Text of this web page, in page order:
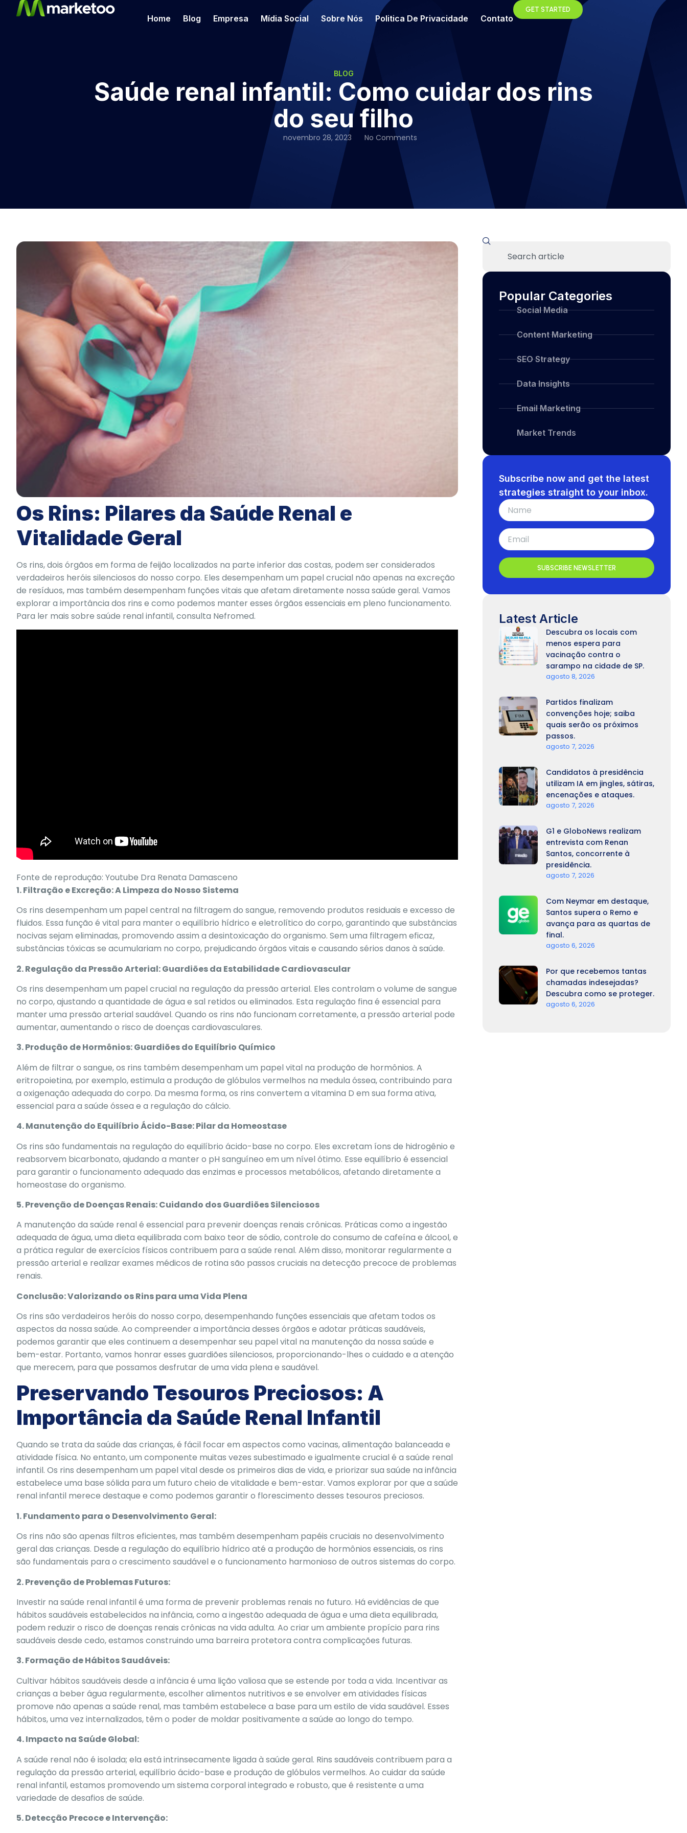
Home Blog Empresa Mídia Social Sobre Nós Politica De Privacidade Contato
GET STARTED
BLOG
Saúde renal infantil: Como cuidar dos rins
do seu filho
novembro 28, 2023 No Comments
Os Rins: Pilares da Saúde Renal e
Vitalidade Geral
Os rins, dois órgãos em forma de feijão localizados na parte inferior das costas, podem ser considerados
verdadeiros heróis silenciosos do nosso corpo. Eles desempenham um papel crucial não apenas na excreção
de resíduos, mas também desempenham funções vitais que afetam diretamente nossa saúde geral. Vamos
explorar a importância dos rins e como podemos manter esses órgãos essenciais em pleno funcionamento.
Para ler mais sobre saúde renal infantil, consulta Nefromed.
Fonte de reprodução: Youtube Dra Renata Damasceno
1. Filtração e Excreção: A Limpeza do Nosso Sistema
Os rins desempenham um papel central na filtragem do sangue, removendo produtos residuais e excesso de
fluidos. Essa função é vital para manter o equilíbrio hídrico e eletrolítico do corpo, garantindo que substâncias
nocivas sejam eliminadas, promovendo assim a desintoxicação do organismo. Sem uma filtragem eficaz,
substâncias tóxicas se acumulariam no corpo, prejudicando órgãos vitais e causando sérios danos à saúde.
2. Regulação da Pressão Arterial: Guardiões da Estabilidade Cardiovascular
Os rins desempenham um papel crucial na regulação da pressão arterial. Eles controlam o volume de sangue
no corpo, ajustando a quantidade de água e sal retidos ou eliminados. Esta regulação fina é essencial para
manter uma pressão arterial saudável. Quando os rins não funcionam corretamente, a pressão arterial pode
aumentar, aumentando o risco de doenças cardiovasculares.
3. Produção de Hormônios: Guardiões do Equilíbrio Químico
Além de filtrar o sangue, os rins também desempenham um papel vital na produção de hormônios. A
eritropoietina, por exemplo, estimula a produção de glóbulos vermelhos na medula óssea, contribuindo para
a oxigenação adequada do corpo. Da mesma forma, os rins convertem a vitamina D em sua forma ativa,
essencial para a saúde óssea e a regulação do cálcio.
4. Manutenção do Equilíbrio Ácido-Base: Pilar da Homeostase
Os rins são fundamentais na regulação do equilíbrio ácido-base no corpo. Eles excretam íons de hidrogênio e
reabsorvem bicarbonato, ajudando a manter o pH sanguíneo em um nível ótimo. Esse equilíbrio é essencial
para garantir o funcionamento adequado das enzimas e processos metabólicos, afetando diretamente a
homeostase do organismo.
5. Prevenção de Doenças Renais: Cuidando dos Guardiões Silenciosos
A manutenção da saúde renal é essencial para prevenir doenças renais crônicas. Práticas como a ingestão
adequada de água, uma dieta equilibrada com baixo teor de sódio, controle do consumo de cafeína e álcool, e
a prática regular de exercícios físicos contribuem para a saúde renal. Além disso, monitorar regularmente a
pressão arterial e realizar exames médicos de rotina são passos cruciais na detecção precoce de problemas
renais.
Conclusão: Valorizando os Rins para uma Vida Plena
Os rins são verdadeiros heróis do nosso corpo, desempenhando funções essenciais que afetam todos os
aspectos da nossa saúde. Ao compreender a importância desses órgãos e adotar práticas saudáveis,
podemos garantir que eles continuem a desempenhar seu papel vital na manutenção da nossa saúde e
bem-estar. Portanto, vamos honrar esses guardiões silenciosos, proporcionando-lhes o cuidado e a atenção
que merecem, para que possamos desfrutar de uma vida plena e saudável.
Preservando Tesouros Preciosos: A
Importância da Saúde Renal Infantil
Quando se trata da saúde das crianças, é fácil focar em aspectos como vacinas, alimentação balanceada e
atividade física. No entanto, um componente muitas vezes subestimado e igualmente crucial é a saúde renal
infantil. Os rins desempenham um papel vital desde os primeiros dias de vida, e priorizar sua saúde na infância
estabelece uma base sólida para um futuro cheio de vitalidade e bem-estar. Vamos explorar por que a saúde
renal infantil merece destaque e como podemos garantir o florescimento desses tesouros preciosos.
1. Fundamento para o Desenvolvimento Geral:
Os rins não são apenas filtros eficientes, mas também desempenham papéis cruciais no desenvolvimento
geral das crianças. Desde a regulação do equilíbrio hídrico até a produção de hormônios essenciais, os rins
são fundamentais para o crescimento saudável e o funcionamento harmonioso de outros sistemas do corpo.
2. Prevenção de Problemas Futuros:
Investir na saúde renal infantil é uma forma de prevenir problemas renais no futuro. Há evidências de que
hábitos saudáveis estabelecidos na infância, como a ingestão adequada de água e uma dieta equilibrada,
podem reduzir o risco de doenças renais crônicas na vida adulta. Ao criar um ambiente propício para rins
saudáveis desde cedo, estamos construindo uma barreira protetora contra complicações futuras.
3. Formação de Hábitos Saudáveis:
Cultivar hábitos saudáveis desde a infância é uma lição valiosa que se estende por toda a vida. Incentivar as
crianças a beber água regularmente, escolher alimentos nutritivos e se envolver em atividades físicas
promove não apenas a saúde renal, mas também estabelece a base para um estilo de vida saudável. Esses
hábitos, uma vez internalizados, têm o poder de moldar positivamente a saúde ao longo do tempo.
4. Impacto na Saúde Global:
A saúde renal não é isolada; ela está intrinsecamente ligada à saúde geral. Rins saudáveis contribuem para a
regulação da pressão arterial, equilíbrio ácido-base e produção de glóbulos vermelhos. Ao cuidar da saúde
renal infantil, estamos promovendo um sistema corporal integrado e robusto, que é resistente a uma
variedade de desafios de saúde.
5. Detecção Precoce e Intervenção:
Popular Categories
Social Media
Content Marketing
SEO Strategy
Data Insights
Email Marketing
Market Trends
Subscribe now and get the latest
strategies straight to your inbox.
SUBSCRIBE NEWSLETTER
Latest Article
Descubra os locais com
menos espera para
vacinação contra o
sarampo na cidade de SP.
agosto 8, 2026
Partidos finalizam
convenções hoje; saiba
quais serão os próximos
passos.
agosto 7, 2026
Candidatos à presidência
utilizam IA em jingles, sátiras,
encenações e ataques.
agosto 7, 2026
G1 e GloboNews realizam
entrevista com Renan
Santos, concorrente à
presidência.
agosto 7, 2026
Com Neymar em destaque,
Santos supera o Remo e
avança para as quartas de
final.
agosto 6, 2026
Por que recebemos tantas
chamadas indesejadas?
Descubra como se proteger.
agosto 6, 2026